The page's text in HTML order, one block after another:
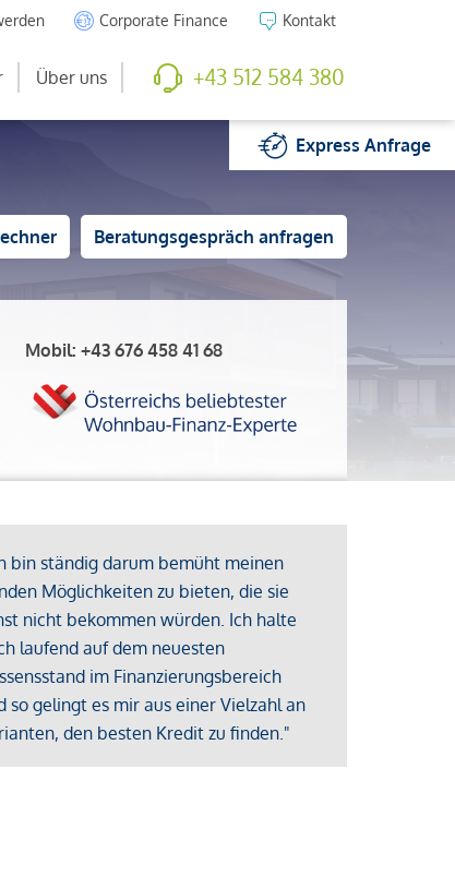
Corporate Finance Kontakt
Über uns +43 512 584 380
ExpressAnfrage
Beratungsgespräch anfragen
Mobil: +43 676 458 41 68
bin ständig darum bemüht meinen
Möglichkeiten zu bieten, die sie
nicht bekommen würden. Ich halte
laufend auf dem neuesten
im Finanzierungsbereich
so gelingt es mir aus einer Vielzahl an
den besten Kredit zu finden."